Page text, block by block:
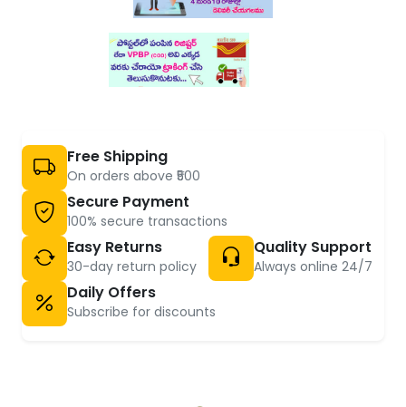
Free Shipping
On orders above ₹500
Secure Payment
100% secure transactions
Easy Returns
30-day return policy
Quality Support
Always online 24/7
Daily Offers
Subscribe for discounts